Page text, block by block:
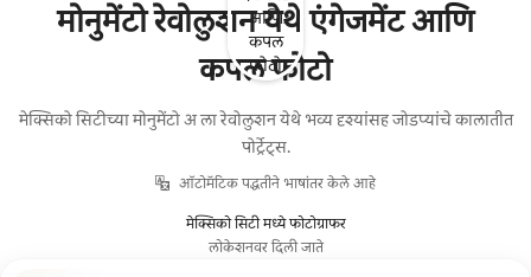
मोनुमेंटो रेवोलुशन येथे एंगेजमेंट आणि
कपल फोटो
मेक्सिको सिटीच्या मोनुमेंटो अ ला रेवोलुशन येथे भव्य दृश्यांसह जोडप्यांचे कालातीत
पोर्ट्रेट्स.
ऑटोमॅटिक पद्धतीने भाषांतर केले आहे
मेक्सिको सिटी मध्ये फोटोग्राफर
लोकेशनवर दिली जाते